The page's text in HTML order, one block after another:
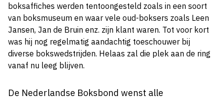
boksaffiches werden tentoongesteld zoals in een soort
van boksmuseum en waar vele oud-boksers zoals Leen
Jansen, Jan de Bruin enz. zijn klant waren. Tot voor kort
was hij nog regelmatig aandachtig toeschouwer bij
diverse bokswedstrijden. Helaas zal die plek aan de ring
vanaf nu leeg blijven.
De Nederlandse Boksbond wenst alle